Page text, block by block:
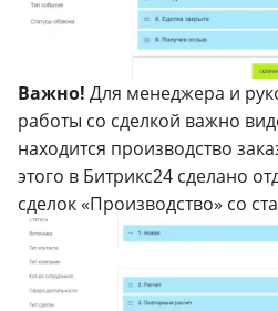
Важно! Для менеджера и
работы со сделкой важно
находится производство
этого в Битрикс24 сделано
сделок «Производство» со